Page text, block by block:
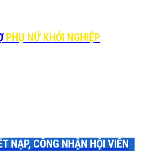
PHỤ NỮ KHỞI NGHIỆP
NẠP, CÔNG NHẬN HỘI VIÊN